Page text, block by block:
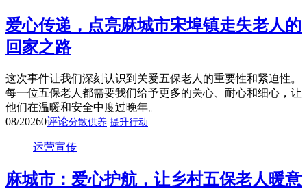
爱心传递，点亮麻城市宋埠镇走失老人的
回家之路
这次事件让我们深刻认识到关爱五保老人的重要性和紧迫性。
每一位五保老人都需要我们给予更多的关心、耐心和细心，让
他们在温暖和安全中度过晚年。
08/20260评论分散供养 提升行动
运营宣传
麻城市：爱心护航，让乡村五保老人暖意